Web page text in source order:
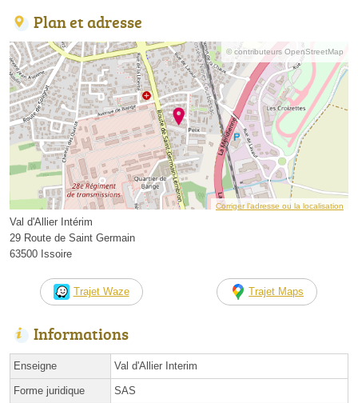
Plan et adresse
© contributeurs OpenStreetMap
Corriger l’adresse ou la localisation
Val d'Allier Intérim
29 Route de Saint Germain
63500 Issoire
Trajet Waze Trajet Maps
Informations
Enseigne Val d'Allier Interim
Forme juridique SAS